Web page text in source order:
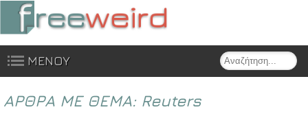
Search
ΜΕΝΟΥ
Skip to content
ΑΡΘΡΑ ΜΕ ΘΕΜΑ: Reuters